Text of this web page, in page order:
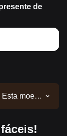
de
moeda
poderá